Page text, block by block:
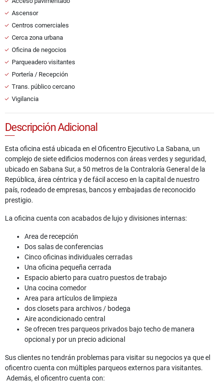
Ascensor
Centros comerciales
Cerca zona urbana
Oficina de negocios
Parqueadero visitantes
Portería / Recepción
Trans. público cercano
Vigilancia
Descripción Adicional
Esta oficina está ubicada en el Oficentro Ejecutivo La Sabana, un
complejo de siete edificios modernos con áreas verdes y seguridad,
ubicado en Sabana Sur, a 50 metros de la Contraloría General de la
República, área céntrica y de fácil acceso en la capital de nuestro
país, rodeado de empresas, bancos y embajadas de reconocido
prestigio.
La oficina cuenta con acabados de lujo y divisiones internas:
Area de recepción
Dos salas de conferencias
Cinco oficinas individuales cerradas
Una oficina pequeña cerrada
Espacio abierto para cuatro puestos de trabajo
Una cocina comedor
Area para artículos de limpieza
dos closets para archivos / bodega
Aire acondicionado central
Se ofrecen tres parqueos privados bajo techo de manera
opcional y por un precio adicional
Sus clientes no tendrán problemas para visitar su negocios ya que el
oficentro cuenta con múltiples parqueos externos para visitantes.
Además, el oficentro cuenta con: